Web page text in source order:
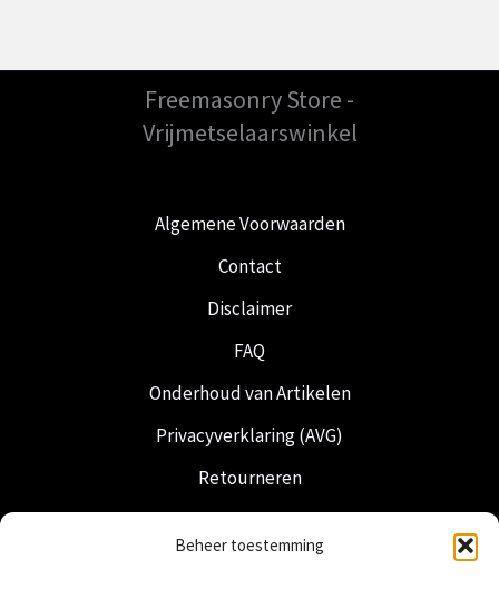
Beheer toestemming
Freemasonry Store -
Vrijmetselaarswinkel
Algemene Voorwaarden
Contact
Disclaimer
FAQ
Onderhoud van Artikelen
Privacyverklaring (AVG)
Retourneren
Verzending & Levering